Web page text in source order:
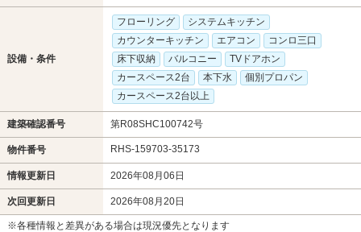
設備・条件
フローリング
システムキッチン
カウンターキッチン
エアコン
コンロ三口
床下収納
バルコニー
TVドアホン
カースペース2台
本下水
個別プロパン
カースペース2台以上
建築確認番号 第R08SHC100742号
物件番号 RHS-159703-35173
情報更新日 2026年08月06日
次回更新日 2026年08月20日
※各種情報と差異がある場合は現況優先となります